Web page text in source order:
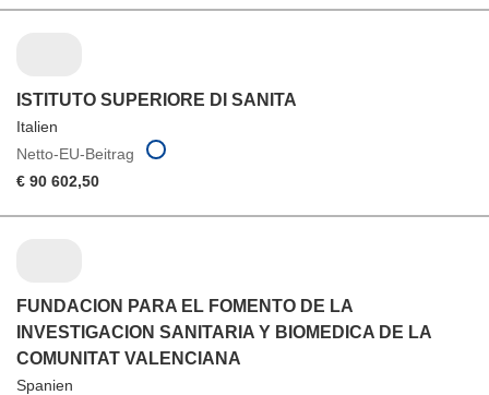
ISTITUTO SUPERIORE DI SANITA
Italien
Netto-EU-Beitrag
€ 90 602,50
FUNDACION PARA EL FOMENTO DE LA
INVESTIGACION SANITARIA Y BIOMEDICA DE LA
COMUNITAT VALENCIANA
Spanien